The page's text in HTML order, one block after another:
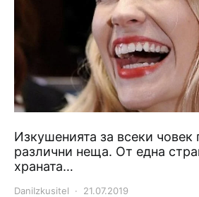
Изкушенията за всеки човек
различни неща. От една
храната…
DaniIzkusitel 21.07.2019